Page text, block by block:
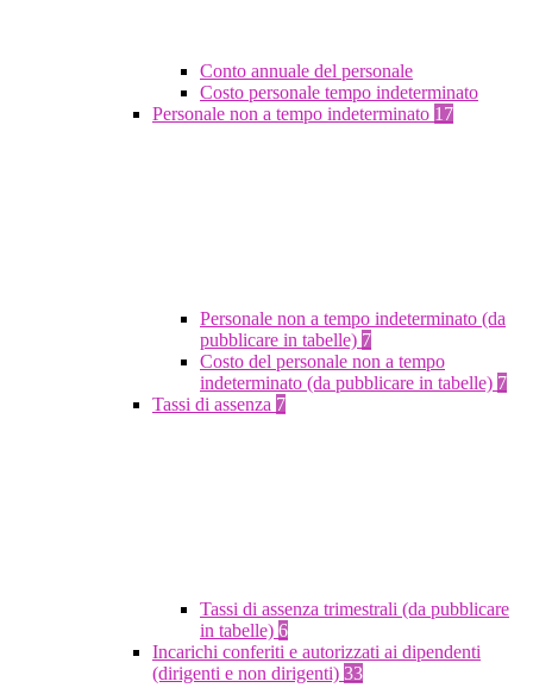
Conto annuale del personale
Costo personale tempo indeterminato
Personale non a tempo indeterminato 17
Personale non a tempo indeterminato (da
pubblicare in tabelle) 7
Costo del personale non a tempo
indeterminato (da pubblicare in tabelle) 7
Tassi di assenza 7
Tassi di assenza trimestrali (da pubblicare
in tabelle) 6
Incarichi conferiti e autorizzati ai dipendenti
(dirigenti e non dirigenti) 33